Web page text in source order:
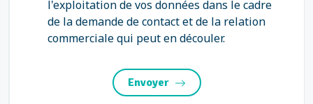
l'exploitation de vos données dans le cadre
de la demande de contact et de la relation
commerciale qui peut en découler.
Envoyer